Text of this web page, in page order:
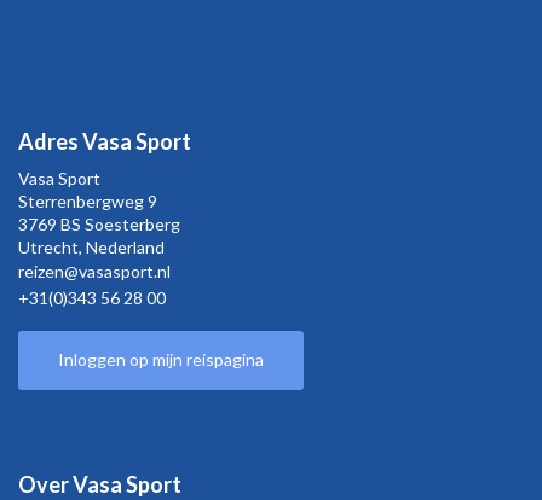
Adres Vasa Sport
Vasa Sport
Sterrenbergweg9
3769 BS Soesterberg
Utrecht, Nederland
reizen@vasasport.nl
+31(0)343 56 28 00
Inloggen op mijn reispagina
Over Vasa Sport